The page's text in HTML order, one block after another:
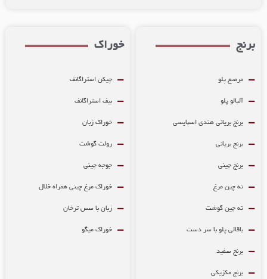
مرصع پلو
آلبالو پلو
برنج بریانی هندی اسپایسی
برنج بریانی
برنج چینی
ته چین مرغ
ته چین گوشت
باقالی پلو با سر دست
برنج سفید
برنج مکزیکی
خوراک
چیکن استراگانف
بیف استراگانف
خوراک زبان
رولت گوشت
جوجه چینی
خوراک مرغ چینی همراه خلال
زبان با سس ترخان
خوراک میگو